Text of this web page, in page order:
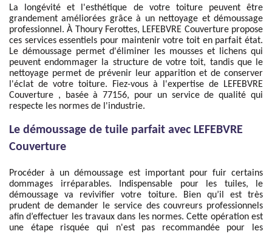
La longévité et l'esthétique de votre toiture peuvent être
grandement améliorées grâce à un nettoyage et démoussage
professionnel. À Thoury Ferottes, LEFEBVRE Couverture propose
ces services essentiels pour maintenir votre toit en parfait état.
Le démoussage permet d'éliminer les mousses et lichens qui
peuvent endommager la structure de votre toit, tandis que le
nettoyage permet de prévenir leur apparition et de conserver
l'éclat de votre toiture. Fiez-vous à l'expertise de LEFEBVRE
Couverture , basée à 77156, pour un service de qualité qui
respecte les normes de l'industrie.
Le démoussage de tuile parfait avec LEFEBVRE
Couverture
Procéder à un démoussage est important pour fuir certains
dommages irréparables. Indispensable pour les tuiles, le
démoussage va revivifier votre toiture. Bien qu’il est très
prudent de demander le service des couvreurs professionnels
afin d’effectuer les travaux dans les normes. Cette opération est
une étape risquée qui n'est pas recommandée pour les